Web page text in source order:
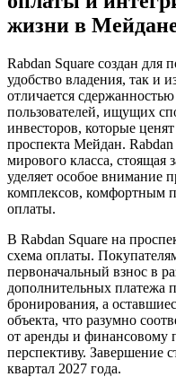
жизни в
Rabdan Square создан для
удобство владения, так и
отличается
пользователей, ищущих
инвесторов, которые
проспекта Мейдан.
мирового класса, стоящая
уделяет особое внимание
комплексов, комфортным
оплаты.
В Rabdan Square на
схема оплаты.
первоначальный взнос в
дополнительных платежа
бронирования, а
объекта, что разумно
от аренды и финансовому
перспективу. Завершение
квартал 2027 года.